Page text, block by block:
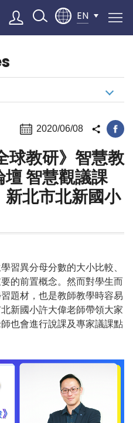
EN
▼
2020/06/08
球教研》智慧教
智慧觀議課
新北市北新國小
習異分母分數的大小比較、
的前置概念。然而對學生而
題材，也是教師教學時容易
新國小許大偉老師帶領大家
也會進行說課及專家議課點